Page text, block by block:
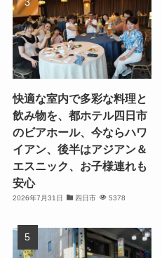
快適な室内で多彩な料理と
飲み物を、都ホテル四日市
のビアホール、今ならハワ
イアン、後半はアジアン＆
エスニック、お子様連れも
安心
2026年7月31日 四日市 5378